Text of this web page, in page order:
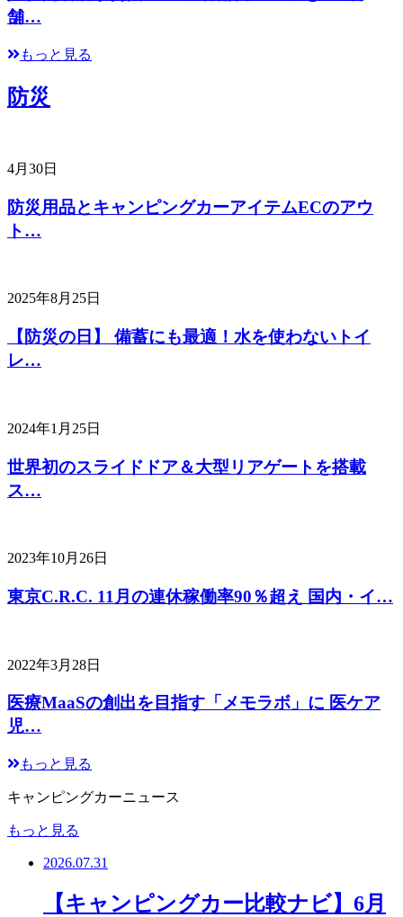
舗…
もっと見る
防災
4月30日
防災用品とキャンピングカーアイテムECのアウ
ト…
2025年8月25日
【防災の日】 備蓄にも最適！水を使わないトイ
レ…
2024年1月25日
世界初のスライドドア＆大型リアゲートを搭載
ス…
2023年10月26日
東京C.R.C. 11月の連休稼働率90％超え 国内・イ…
2022年3月28日
医療MaaSの創出を目指す「メモラボ」に 医ケア
児…
もっと見る
キャンピングカーニュース
もっと見る
2026.07.31
【キャンピングカー比較ナビ】6月